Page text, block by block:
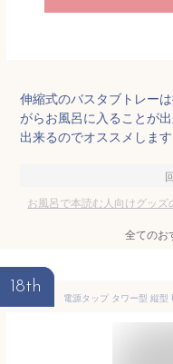
伸縮式のバスタブトレー
がらお風呂に入ることが
出来るのでオススメします
お風呂で本読む人向けグッズ
全てのお
18th